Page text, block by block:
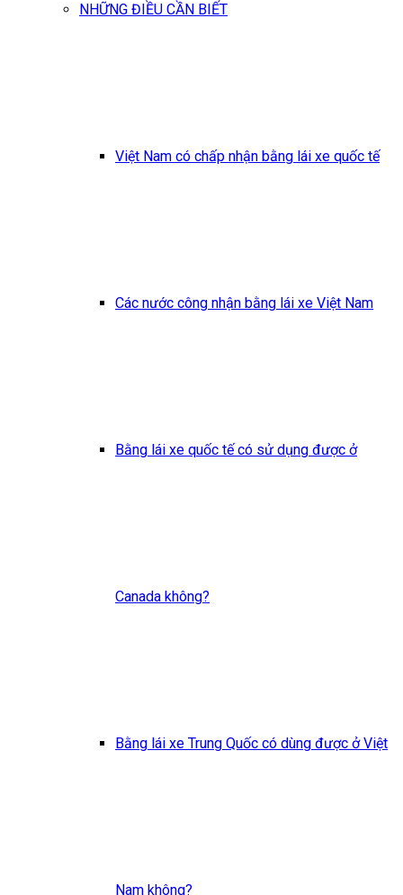
NHỮNG ĐIỀU CẦN BIẾT
Việt Nam có chấp nhận bằng lái xe quốc tế
Các nước công nhận bằng lái xe Việt Nam
Bằng lái xe quốc tế có sử dụng được ở
Canada không?
Bằng lái xe Trung Quốc có dùng được ở Việt
Nam không?